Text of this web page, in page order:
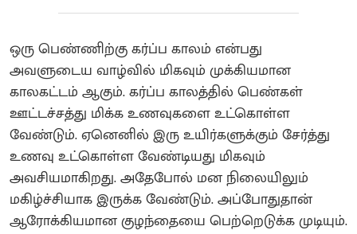
ஒரு பெண்ணிற்கு கர்ப்ப காலம் என்பது
அவளுடைய வாழ்வில் மிகவும் முக்கியமான
காலகட்டம் ஆகும். கர்ப்ப காலத்தில் பெண்கள்
ஊட்டச்சத்து மிக்க உணவுகளை உட்கொள்ள
வேண்டும். ஏனெனில் இரு உயிர்களுக்கும் சேர்த்து
உணவு உட்கொள்ள வேண்டியது மிகவும்
அவசியமாகிறது. அதேபோல் மன நிலையிலும்
மகிழ்ச்சியாக இருக்க வேண்டும். அப்போதுதான்
ஆரோக்கியமான குழந்தையை பெற்றெடுக்க முடியும்.